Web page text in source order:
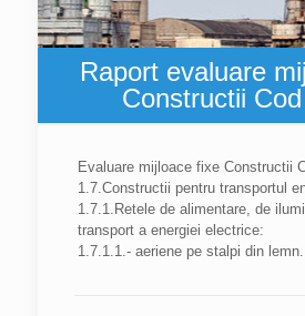
Raport evaluare
Constructii
Evaluare mijloace fixe Constructii
1.7.Constructii pentru transportul
1.7.1.Retele de alimentare, de
transport a energiei electrice:
1.7.1.1.- aeriene pe stalpi din lemn.